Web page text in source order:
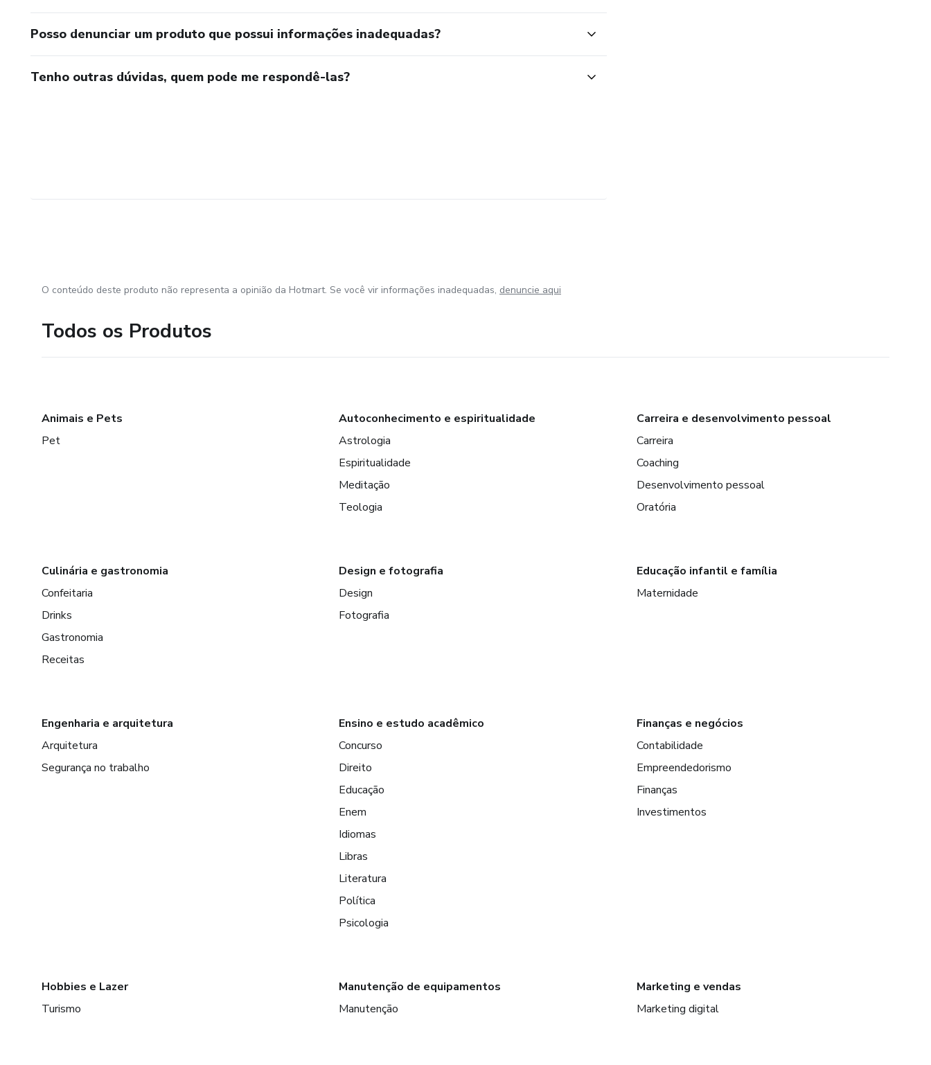
Posso denunciar um produto que possui informações inadequadas?
Tenho outras dúvidas, quem pode me respondê-las?
O conteúdo deste produto não representa a opinião da Hotmart. Se você vir informações inadequadas, denuncie aqui
Todos os Produtos
Animais e Pets
Pet
Autoconhecimento e espiritualidade
Astrologia
Espiritualidade
Meditação
Teologia
Carreira e desenvolvimento pessoal
Carreira
Coaching
Desenvolvimento pessoal
Oratória
Culinária e gastronomia
Confeitaria
Drinks
Gastronomia
Receitas
Design e fotografia
Design
Fotografia
Educação infantil e família
Maternidade
Engenharia e arquitetura
Arquitetura
Segurança no trabalho
Ensino e estudo acadêmico
Concurso
Direito
Educação
Enem
Idiomas
Libras
Literatura
Política
Psicologia
Finanças e negócios
Contabilidade
Empreendedorismo
Finanças
Investimentos
Hobbies e Lazer
Turismo
Manutenção de equipamentos
Manutenção
Marketing e vendas
Marketing digital